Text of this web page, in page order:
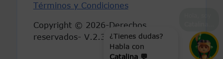
¿Tienes dudas?
Habla con
Términos y Condiciones
Copyright © 2026-Derechos
reservados- V.2.3